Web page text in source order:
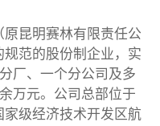
昆明赛林有限责任公
范的股份制企业，实
厂、一个分公司及多
万元。公司总部位于
级经济技术开发区航